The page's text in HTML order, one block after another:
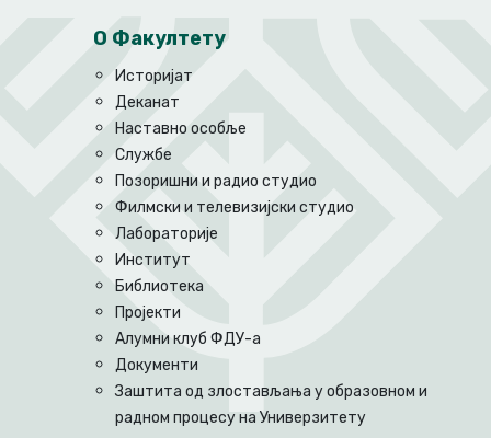
О Факултету
Историјат
Деканат
Наставно особље
Службе
Позоришни и радио студио
Филмски и телевизијски студио
Лабораторије
Институт
Библиотека
Пројекти
Алумни клуб ФДУ-а
Документи
Заштита од злостављања у образовном и
радном процесу на Универзитету